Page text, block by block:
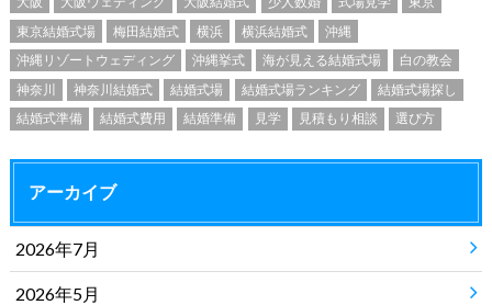
東京結婚式場
梅田結婚式 横浜 横浜結婚式
沖縄
沖縄リゾートウェディング
沖縄挙式 海が見える結婚式場
白の教会
神奈川
神奈川結婚式 結婚式場 結婚式場ランキング
結婚式場探し
結婚式準備
結婚式費用 結婚準備 見学 見積もり相談 選び方
アーカイブ
2026年7月
2026年5月